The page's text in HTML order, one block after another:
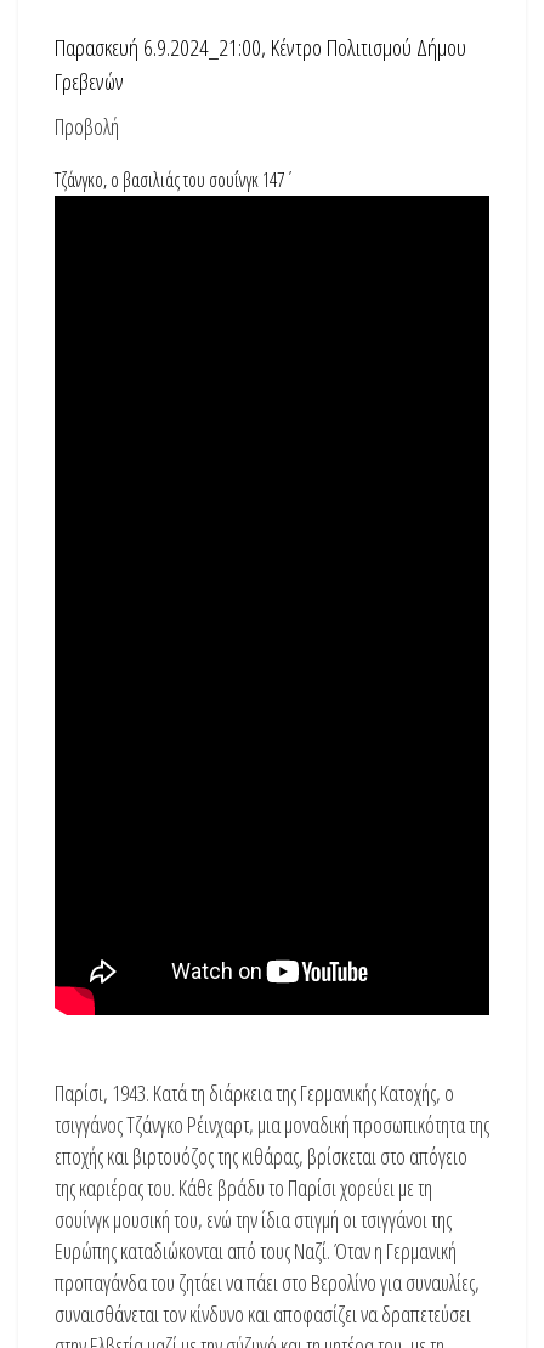
Παρασκευή 6.9.2024_21:00, Κέντρο Πολιτισμού Δήμου
Γρεβενών
Προβολή
Τζάνγκο, ο βασιλιάς του σουΐνγκ 147΄
Παρίσι, 1943. Κατά τη διάρκεια της Γερμανικής Κατοχής, ο
τσιγγάνος Τζάνγκο Ρέινχαρτ, μια μοναδική προσωπικότητα της
εποχής και βιρτουόζος της κιθάρας, βρίσκεται στο απόγειο
της καριέρας του. Κάθε βράδυ το Παρίσι χορεύει με τη
σουίνγκ μουσική του, ενώ την ίδια στιγμή οι τσιγγάνοι της
Ευρώπης καταδιώκονται από τους Ναζί. Όταν η Γερμανική
προπαγάνδα του ζητάει να πάει στο Βερολίνο για συναυλίες,
συναισθάνεται τον κίνδυνο και αποφασίζει να δραπετεύσει